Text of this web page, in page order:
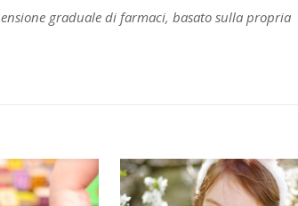
graduale di farmaci, basato sulla propria